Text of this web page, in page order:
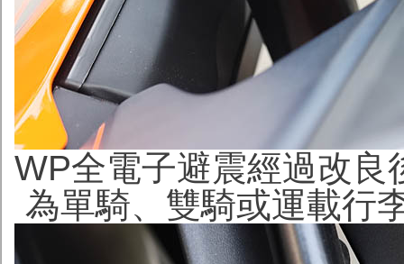
WP全電子避震經過改
為單騎、雙騎或運載行